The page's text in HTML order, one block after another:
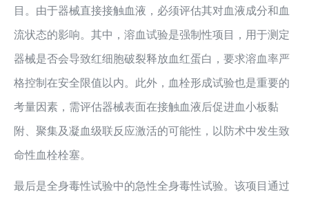
目。由于器械直接接触血液，必须评估其对血液成分和血
流状态的影响。其中，溶血试验是强制性项目，用于测定
器械是否会导致红细胞破裂释放血红蛋白，要求溶血率严
格控制在安全限值以内。此外，血栓形成试验也是重要的
考量因素，需评估器械表面在接触血液后促进血小板黏
附、聚集及凝血级联反应激活的可能性，以防术中发生致
命性血栓栓塞。
最后是全身毒性试验中的急性全身毒性试验。该项目通过